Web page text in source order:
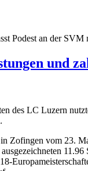
Podest an der SVM
und
des LC Luzern
Zofingen vom 23.